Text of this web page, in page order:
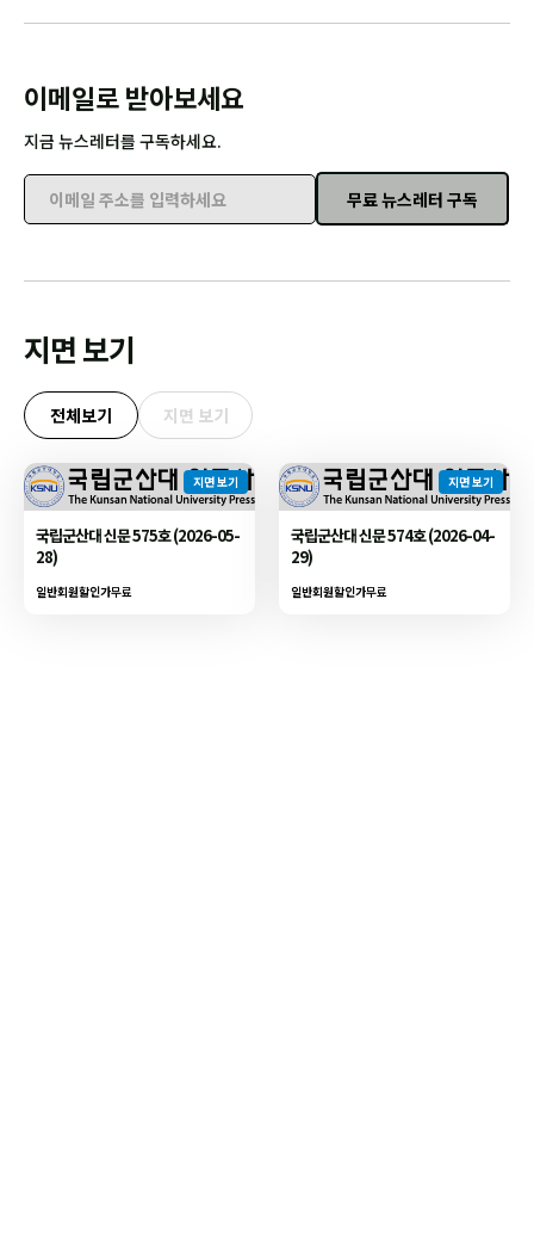
이메일로 받아보세요
지금 뉴스레터를 구독하세요.
이메일 주소를 입력하세요
무료 뉴스레터 구독
지면 보기
전체보기 지면 보기
지면 보기
국립군산대 신문 575호 (2026-05-
28)
일반회원할인가무료
지면 보기
국립군산대 신문 574호 (2026-04-
29)
일반회원할인가무료